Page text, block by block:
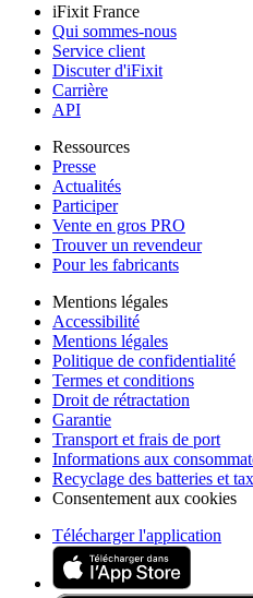
iFixit France
Qui sommes-nous
Service client
Discuter d'iFixit
Carrière
API
Ressources
Presse
Actualités
Participer
Vente en gros PRO
Trouver un revendeur
Pour les fabricants
Mentions légales
Accessibilité
Mentions légales
Politique de confidentialité
Termes et conditions
Droit de rétractation
Garantie
Transport et frais de port
Informations aux
Recyclage des batteries et
Consentement aux cookies
Télécharger l'application